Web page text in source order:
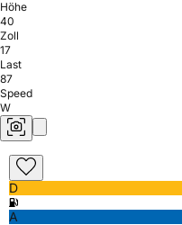
Höhe
40
Zoll
17
Last
87
Speed
W
D
A